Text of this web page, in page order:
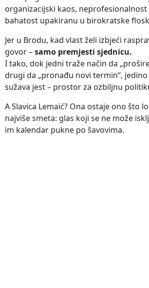
organizacijski kaos,
bahatost upakiranu u birokratske
Jer u Brodu, kad vlast želi izbjeći
govor –samo premjesti sjednicu.
I tako, dok jedni traže način da
drugi da „pronađu novi termin“,
sužava jest – prostor za ozbiljnu
A Slavica Lemaić? Ona ostaje ono što
najviše smeta: glas koji se ne može
im kalendar pukne po šavovima.